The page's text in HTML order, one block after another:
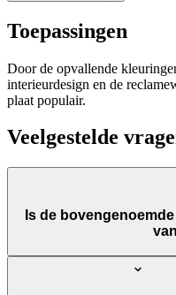
Toepassingen
Door de opvallende
interieurdesign en de
plaat populair.
Veelgestelde
Is de